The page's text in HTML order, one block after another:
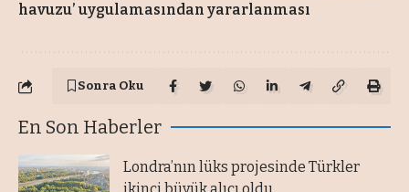
havuzu’ uygulamasından yararlanması
Sonra Oku
En Son Haberler
Londra’nın lüks projesinde Türkler